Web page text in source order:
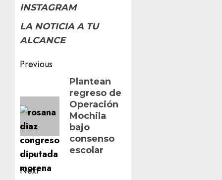
INSTAGRAM
LA NOTICIA A TU
ALCANCE
Post
navigation
Previous
post:
Plantean
regreso de
Operación
Mochila
bajo
consenso
escolar
Next